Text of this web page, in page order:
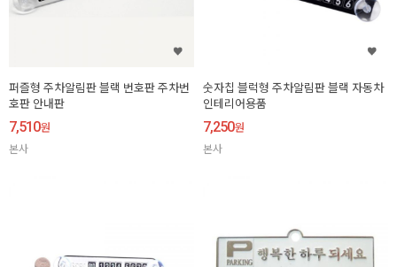
퍼즐형 주차알림판 블랙 번호판 주차번
호판 안내판
7,510원
본사
숫자칩 블럭형 주차알림판 블랙 자동차
인테리어용품
7,250원
본사